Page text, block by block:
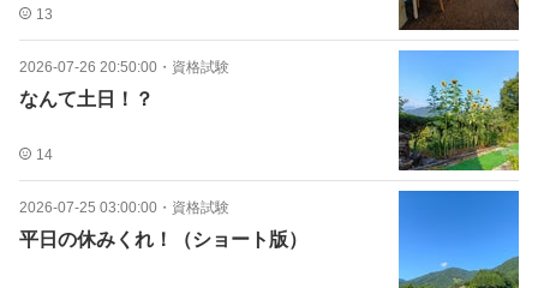
13
2026-07-26 20:50:00 ・ 資格試験
なんて土日！？
14
2026-07-25 03:00:00 ・ 資格試験
平日の休みくれ！（ショート版）